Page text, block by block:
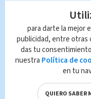
para darte la mejor
publicidad, entre otras
das tu
nuestra Política de
en tu
QUIERO SABER